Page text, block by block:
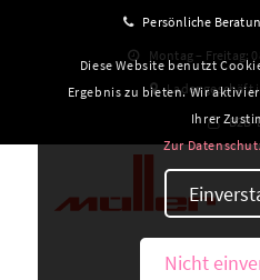
Persönliche
Montag – Freitag:
Diese Website benutzt
Ergebnis zu bieten. Wir
Ihrer
Zur
Nicht